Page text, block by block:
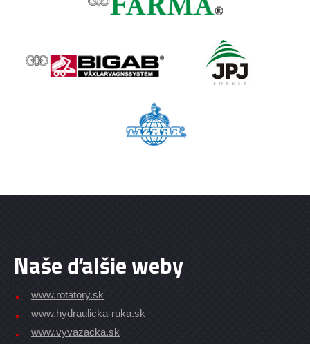
Naše ďalšie weby
www.rotatory.sk
www.hydraulicka-ruka.sk
www.vyvazacka.sk